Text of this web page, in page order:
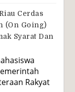
Cerdas
(On Going)
Syarat Dan
Rakyat